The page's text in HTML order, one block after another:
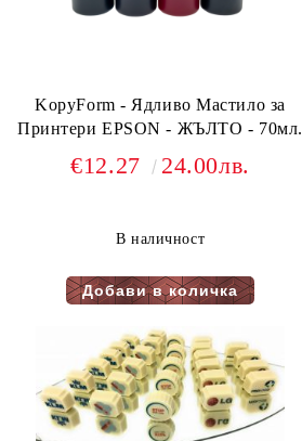
KopyForm - Ядливо Мастило за
Принтери EPSON - ЖЪЛТО - 70мл.
€12.27 24.00лв.
В наличност